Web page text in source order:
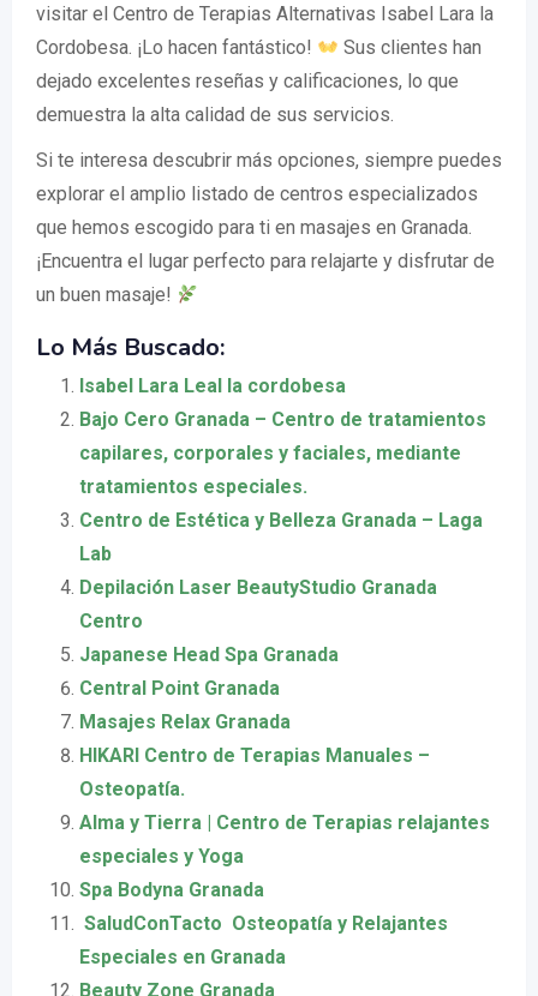
visitar el Centro de Terapias Alternativas Isabel Lara la
Cordobesa. ¡Lo hacen fantástico!
Sus clientes han
dejado excelentes reseñas y calificaciones, lo que
demuestra la alta calidad de sus servicios.
Si te interesa descubrir más opciones, siempre puedes
explorar el amplio listado de centros especializados
que hemos escogido para ti en masajes en Granada.
¡Encuentra el lugar perfecto para relajarte y disfrutar de
un buen masaje!
Lo Más Buscado:
Isabel Lara Leal la cordobesa
Bajo Cero Granada – Centro de tratamientos
capilares, corporales y faciales, mediante
tratamientos especiales.
Centro de Estética y Belleza Granada – Laga
Lab
Depilación Laser BeautyStudio Granada
Centro
Japanese Head Spa Granada
Central Point Granada
Masajes Relax Granada
HIKARI Centro de Terapias Manuales –
Osteopatía.
Alma y Tierra | Centro de Terapias relajantes
especiales y Yoga
Spa Bodyna Granada
️ SaludConTacto ️ Osteopatía y Relajantes
Especiales en Granada
Beauty Zone Granada